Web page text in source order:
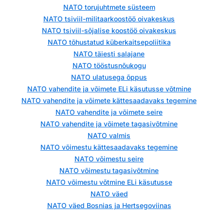
NATO torujuhtmete süsteem
NATO tsiviil-militaarkoostöö oivakeskus
NATO tsiviil-sõjalise koostöö oivakeskus
NATO tõhustatud küberkaitsepoliitika
NATO täiesti salajane
NATO tööstusnõukogu
NATO ulatusega õppus
NATO vahendite ja võimete ELi käsutusse võtmine
NATO vahendite ja võimete kättesaadavaks tegemine
NATO vahendite ja võimete seire
NATO vahendite ja võimete tagasivõtmine
NATO valmis
NATO võimestu kättesaadavaks tegemine
NATO võimestu seire
NATO võimestu tagasivõtmine
NATO võimestu võtmine ELi käsutusse
NATO väed
NATO väed Bosnias ja Hertsegoviinas